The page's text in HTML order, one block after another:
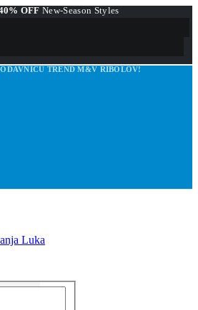
OFF New-Season Styles
TREND M&V RIBOLOV!